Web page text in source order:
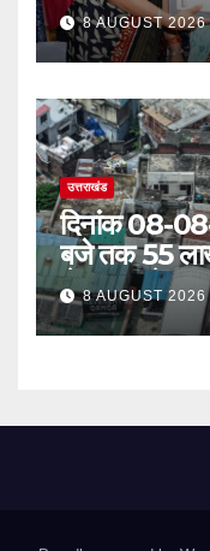
सम्मानित
8 AUGUST 2026
उत्तराखंड
दिनांक 08-
बजे तक 55
लेकर अपने
8 AUGUST 2026